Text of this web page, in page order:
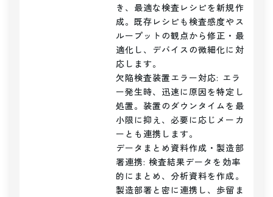
き、最適な検査レシピを新規作
成。既存レシピも検査感度やス
ループットの観点から修正・最
適化し、デバイスの微細化に対
応します。
欠陥検査装置エラー対応: エラ
ー発生時、迅速に原因を特定し
処置。装置のダウンタイムを最
小限に抑え、必要に応じメーカ
ーとも連携します。
データまとめ資料作成・製造部
署連携: 検査結果データを効率
的にまとめ、分析資料を作成。
製造部署と密に連携し、歩留ま